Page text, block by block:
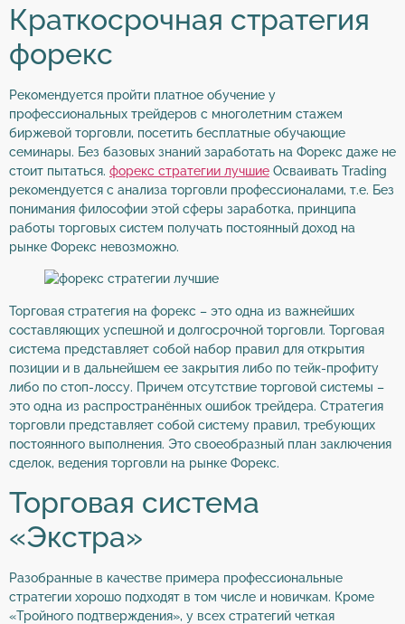
Краткосрочная стратегия
форекс
Рекомендуется пройти платное обучение у
профессиональных трейдеров с многолетним стажем
биржевой торговли, посетить бесплатные обучающие
семинары. Без базовых знаний заработать на Форекс даже не
стоит пытаться. форекс стратегии лучшие Осваивать Trading
рекомендуется с анализа торговли профессионалами, т.е. Без
понимания философии этой сферы заработка, принципа
работы торговых систем получать постоянный доход на
рынке Форекс невозможно.
Торговая стратегия на форекс – это одна из важнейших
составляющих успешной и долгосрочной торговли. Торговая
система представляет собой набор правил для открытия
позиции и в дальнейшем ее закрытия либо по тейк-профиту
либо по стоп-лоссу. Причем отсутствие торговой системы –
это одна из распространённых ошибок трейдера. Стратегия
торговли представляет собой систему правил, требующих
постоянного выполнения. Это своеобразный план заключения
сделок, ведения торговли на рынке Форекс.
Торговая система
«Экстра»
Разобранные в качестве примера профессиональные
стратегии хорошо подходят в том числе и новичкам. Кроме
«Тройного подтверждения», у всех стратегий четкая